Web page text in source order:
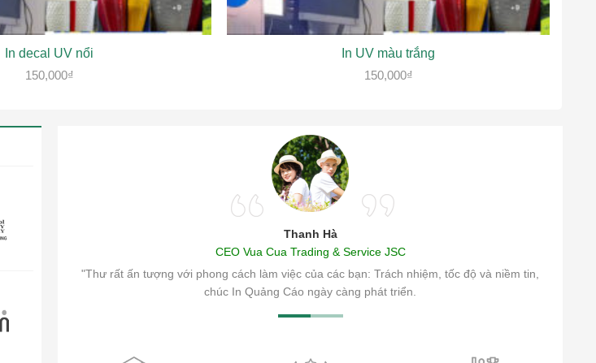
In decal UV nổi
150,000₫
In UV màu trắng
150,000₫
Thanh Hà
CEO Vua Cua Trading & Service JSC
"Thư rất ấn tượng với phong cách làm việc của các bạn: Trách nhiệm, tốc độ và niềm tin,
chúc In Quảng Cáo ngày càng phát triển.